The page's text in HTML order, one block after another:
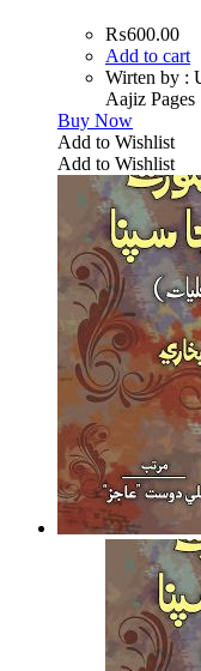
₨600.00
Add to cart
Wirten by :
Aajiz
Buy Now
Add to Wishlist
Add to Wishlist